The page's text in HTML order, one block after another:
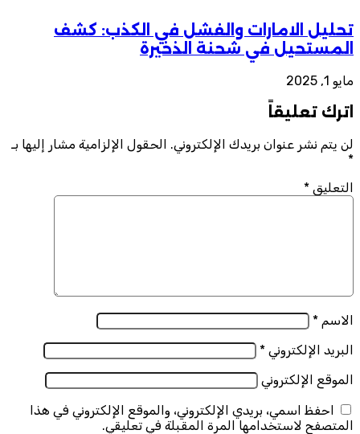
تحليل الامارات والفشل في الكذب: كشف
المستحيل في شحنة الذخيرة
مايو 1, 2025
اترك تعليقاً
لن يتم نشر عنوان بريدك الإلكتروني. الحقول الإلزامية مشار إليها بـ
*
التعليق *
الاسم *
البريد الإلكتروني *
الموقع الإلكتروني
احفظ اسمي، بريدي الإلكتروني، والموقع الإلكتروني في هذا
المتصفح لاستخدامها المرة المقبلة في تعليقي.